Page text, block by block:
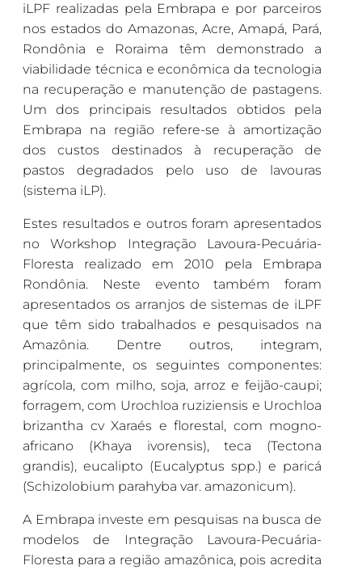
iLPF realizadas pela Embrapa e por parceiros
nos estados do Amazonas, Acre, Amapá, Pará,
Rondônia e Roraima têm demonstrado a
viabilidade técnica e econômica da tecnologia
na recuperação e manutenção de pastagens.
Um dos principais resultados obtidos pela
Embrapa na região refere-se à amortização
dos custos destinados à recuperação de
pastos degradados pelo uso de lavouras
(sistema iLP).
Estes resultados e outros foram apresentados
no Workshop Integração Lavoura-Pecuária-
Floresta realizado em 2010 pela Embrapa
Rondônia. Neste evento também foram
apresentados os arranjos de sistemas de iLPF
que têm sido trabalhados e pesquisados na
Amazônia. Dentre outros, integram,
principalmente, os seguintes componentes:
agrícola, com milho, soja, arroz e feijão-caupi;
forragem, com Urochloa ruziziensis e Urochloa
brizantha cv Xaraés e florestal, com mogno-
africano (Khaya ivorensis), teca (Tectona
grandis), eucalipto (Eucalyptus spp.) e paricá
(Schizolobium parahyba var. amazonicum).
A Embrapa investe em pesquisas na busca de
modelos de Integração Lavoura-Pecuária-
Floresta para a região amazônica, pois acredita